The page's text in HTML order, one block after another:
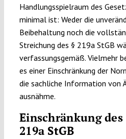
Handlungsspielraum des
minimal ist: Weder die
Beibehaltung noch die
Streichung des § 219a StGB
verfassungsgemäß. Vielmehr
es einer Einschränkung der
die sachliche Information von
ausnähme.
Einschränkung des
219a StGB